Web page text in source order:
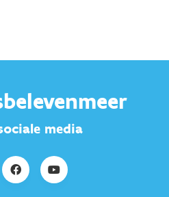
media